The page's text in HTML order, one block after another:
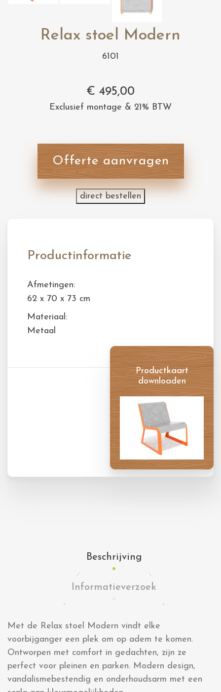
Relax stoel Modern
6101
€ 495,00
Exclusief montage & 21% BTW
Offerte aanvragen
direct bestellen
Productinformatie
Afmetingen:
62 x 70 x 73 cm
Materiaal:
Metaal
Productkaart
downloaden
Beschrijving
Informatieverzoek
Met de Relax stoel Modern vindt elke
voorbijganger een plek om op adem te komen.
Ontworpen met comfort in gedachten, zijn ze
perfect voor pleinen en parken. Modern design,
vandalismebestendig en onderhoudsarm met een